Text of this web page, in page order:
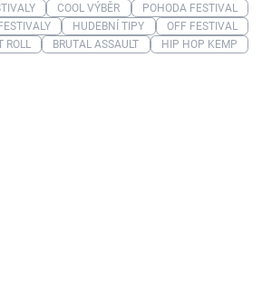
COOL VÝBĚR
POHODA FESTIVAL
HUDEBNÍ TIPY
OFF FESTIVAL
ROLL
BRUTAL ASSAULT HIP HOP KEMP